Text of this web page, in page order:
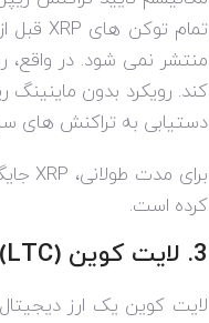
تمام توکن های XRPقبل
منتشر نمی شود. در واقع،
کند. رویکرد بدون
دستیابی به تراکنش های
برای مدت طولانی، XRP
کرده است.
3. لایت کوین ( LTC
)
لایت کوین یک ارز